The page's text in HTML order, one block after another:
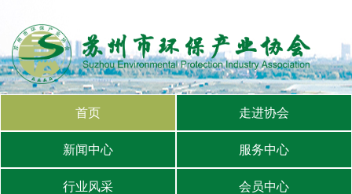
首页 走进协会
新闻中心 服务中心
行业风采 会员中心